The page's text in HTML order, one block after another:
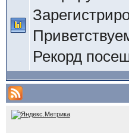
Рекорд